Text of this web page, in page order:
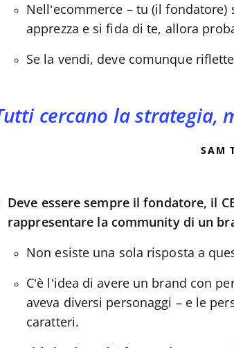
Nell’ecommerce – tu (il
apprezza e si fida di te, allora
Se la vendi, deve comunque
cercano la strategia,
SAM
Deve essere sempre il fondatore, il
rappresentare la community di un
Non esiste una sola risposta a
C’è l’idea di avere un brand con
aveva diversi personaggi – e le
caratteri.